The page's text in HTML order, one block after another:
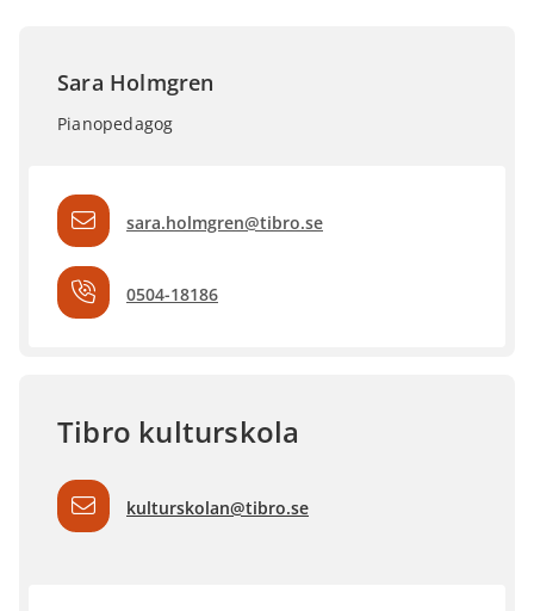
Sara Holmgren
Pianopedagog
sara.holmgren@tibro.se
0504-18186
Tibro kulturskola
kulturskolan@tibro.se